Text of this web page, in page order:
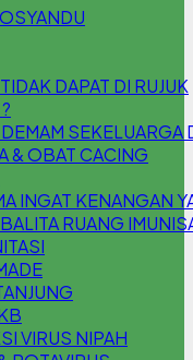
DAPAT DI RUJUK
SEKELUARGA
& OBAT CACING
INGAT KENANGAN
RUANG
VIRUS NIPAH